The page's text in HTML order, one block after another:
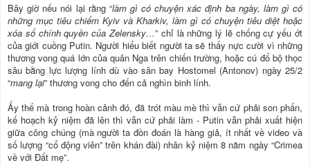
Bây giờ nếu nói lại rằng “làm gì có chuyện xác định ba ngày, làm gì có
những mục tiêu chiếm Kyiv và Kharkiv, làm gì có chuyện tiêu diệt hoặc
xóa sổ chính quyền của Zelensky…” chỉ là những lý lẽ chống cự yếu ớt
của giới cuồng Putin. Người hiểu biết người ta sẽ thấy nực cười vì những
thương vong quá lớn của quân Nga trên chiến trường, hoặc cú đổ bộ thọc
sâu bằng lực lượng lính dù vào sân bay Hostomel (Antonov) ngày 25/2
“mang lại” thương vong cho đến cả nghìn binh lính.
Ấy thế mà trong hoàn cảnh đó, đã trót màu mè thì vẫn cứ phải son phấn,
kế hoạch kỷ niệm đã lên thì vẫn cứ phải làm - Putin vẫn phải xuất hiện
giữa công chúng (mà người ta đồn đoán là hàng giả, ít nhất về video và
số lượng “cổ động viên” trên khán đài) nhân kỷ niệm 8 năm ngày “Crimea
về với Đất mẹ”.